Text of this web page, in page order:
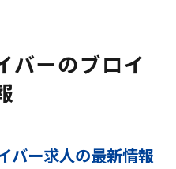
バーのブロイ
バー求人の最新情報